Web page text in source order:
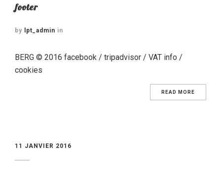
OÙ NOUS TROUVER ?
footer
by lpt_admin in
BERG © 2016 facebook / tripadvisor / VAT info /
cookies
READ MORE
11 JANVIER 2016